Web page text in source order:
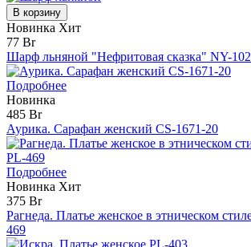
В корзину
Новинка Хит
77 Br
Шарф льняной "Нефритовая сказка" NY-
Подробнее
Новинка
485 Br
Аурика. Сарафан женский CS-1671-20
Подробнее
Новинка Хит
375 Br
Рагнеда. Платье женское в этническом
469